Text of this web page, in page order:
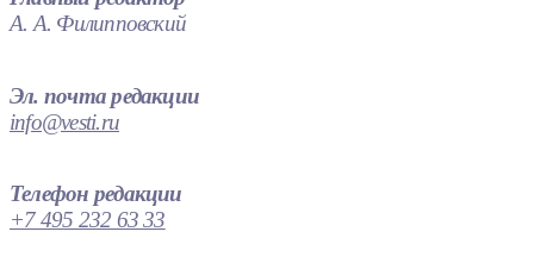
А. А. Филипповский
Эл. почта редакции
info@vesti.ru
Телефон редакции
+7 495 232 63 33